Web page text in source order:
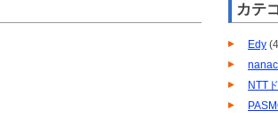
カテ
Edy
NTT